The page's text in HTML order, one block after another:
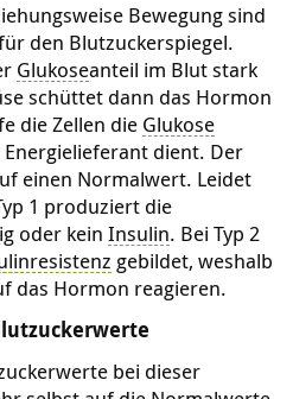
Bewegung sind
den Blutzuckerspiegel.
Glukoseanteil im Blut stark
schüttet dann das Hormon
die Zellen die Glukose
dient. Der
einen Normalwert. Leidet
1 produziert die
oder kein Insulin. Bei Typ 2
resistenz gebildet, weshalb
das Hormon reagieren.
bei dieser